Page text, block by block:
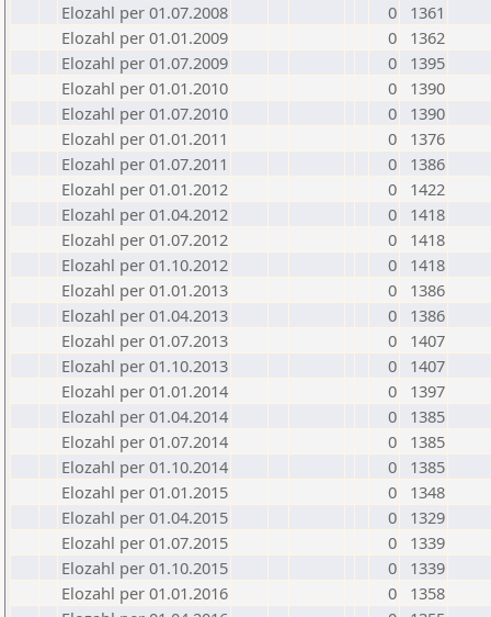
Elozahl per 01.07.2008
0
1361
Elozahl per 01.01.2009
0
1362
Elozahl per 01.07.2009
0
1395
Elozahl per 01.01.2010
0
1390
Elozahl per 01.07.2010
0
1390
Elozahl per 01.01.2011
0
1376
Elozahl per 01.07.2011
0
1386
Elozahl per 01.01.2012
0
1422
Elozahl per 01.04.2012
0
1418
Elozahl per 01.07.2012
0
1418
Elozahl per 01.10.2012
0
1418
Elozahl per 01.01.2013
0
1386
Elozahl per 01.04.2013
0
1386
Elozahl per 01.07.2013
0
1407
Elozahl per 01.10.2013
0
1407
Elozahl per 01.01.2014
0
1397
Elozahl per 01.04.2014
0
1385
Elozahl per 01.07.2014
0
1385
Elozahl per 01.10.2014
0
1385
Elozahl per 01.01.2015
0
1348
Elozahl per 01.04.2015
0
1329
Elozahl per 01.07.2015
0
1339
Elozahl per 01.10.2015
0
1339
Elozahl per 01.01.2016
0
1358